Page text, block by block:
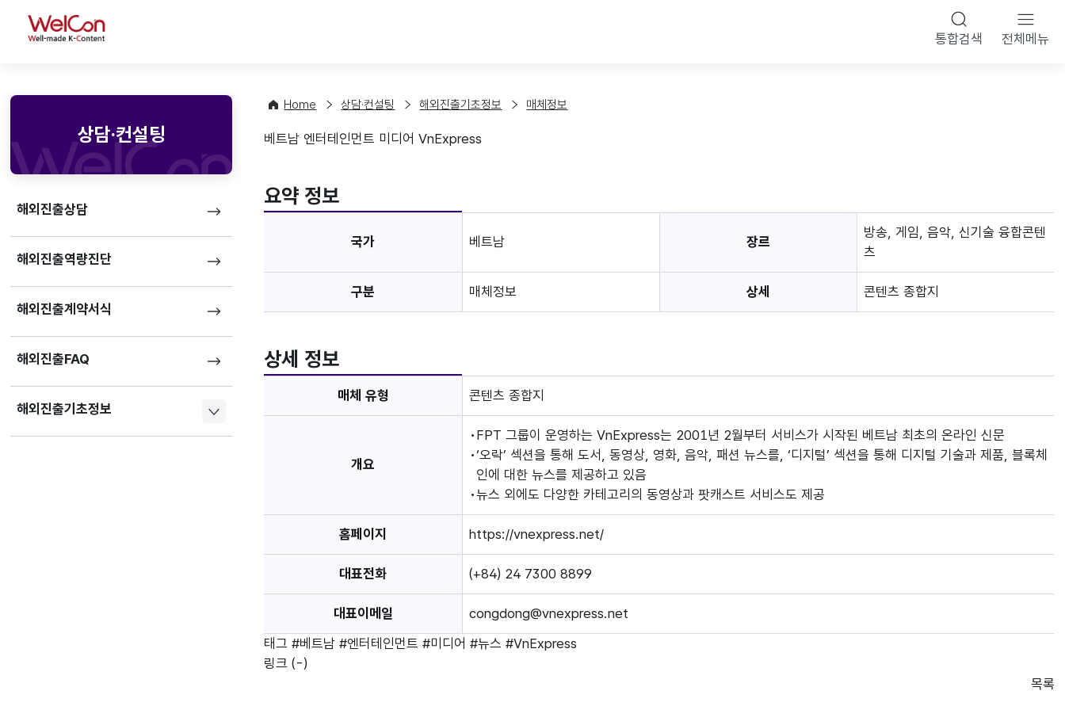
WelCon 통합검색 전체메뉴
상담·컨설팅
해외진출상담
해외진출역량진단
해외진출계약서식
해외진출FAQ
해외진출기초정보
Home 상담·컨설팅 해외진출기초정보 매체정보
매체정보
베트남 엔터테인먼트 미디어 VnExpress
요약 정보
국가 베트남 장르
방송, 게임, 음악, 신기술 융합콘텐
츠
구분 매체정보 상세 콘텐츠 종합지
상세 정보
매체 유형 콘텐츠 종합지
개요
FPT 그룹이 운영하는 VnExpress는 2001년 2월부터 서비스가 시작된 베트남 최초의 온라인 신문
‘오락’ 섹션을 통해 도서, 동영상, 영화, 음악, 패션 뉴스를, ‘디지털’ 섹션을 통해 디지털 기술과 제품, 블록체
인에 대한 뉴스를 제공하고 있음
뉴스 외에도 다양한 카테고리의 동영상과 팟캐스트 서비스도 제공
홈페이지 https://vnexpress.net/
대표전화 (+84) 24 7300 8899
대표이메일
congdong@vnexpress.net
태그 #베트남 #엔터테인먼트 #미디어 #뉴스 #VnExpress
링크 (-)
목록